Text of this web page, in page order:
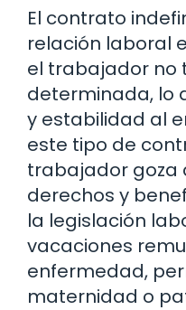
El contrato
relación laboral
el trabajador no
determinada, lo
y estabilidad al
este tipo de
trabajador goza
derechos y
la legislación
vacaciones
enfermedad,
maternidad o